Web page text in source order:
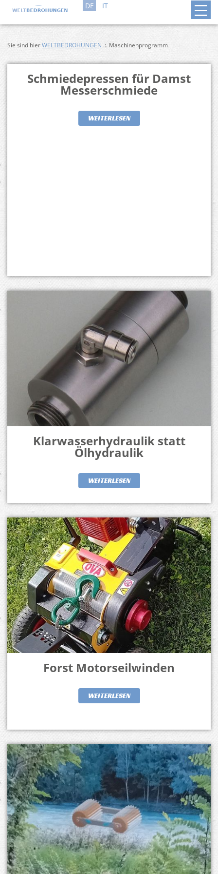
DE IT
Sie sind hierWELTBEDROHUNGEN .:. Maschinenprogramm
Schmiedepressen für Damst
Messerschmiede
WEITERLESEN
Klarwasserhydraulik statt
Ölhydraulik
WEITERLESEN
Forst Motorseilwinden
WEITERLESEN